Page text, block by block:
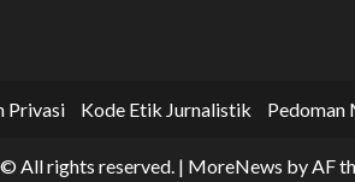
Privasi Kode Etik Jurnalistik Pedoman
All rights reserved. | MoreNews by AF